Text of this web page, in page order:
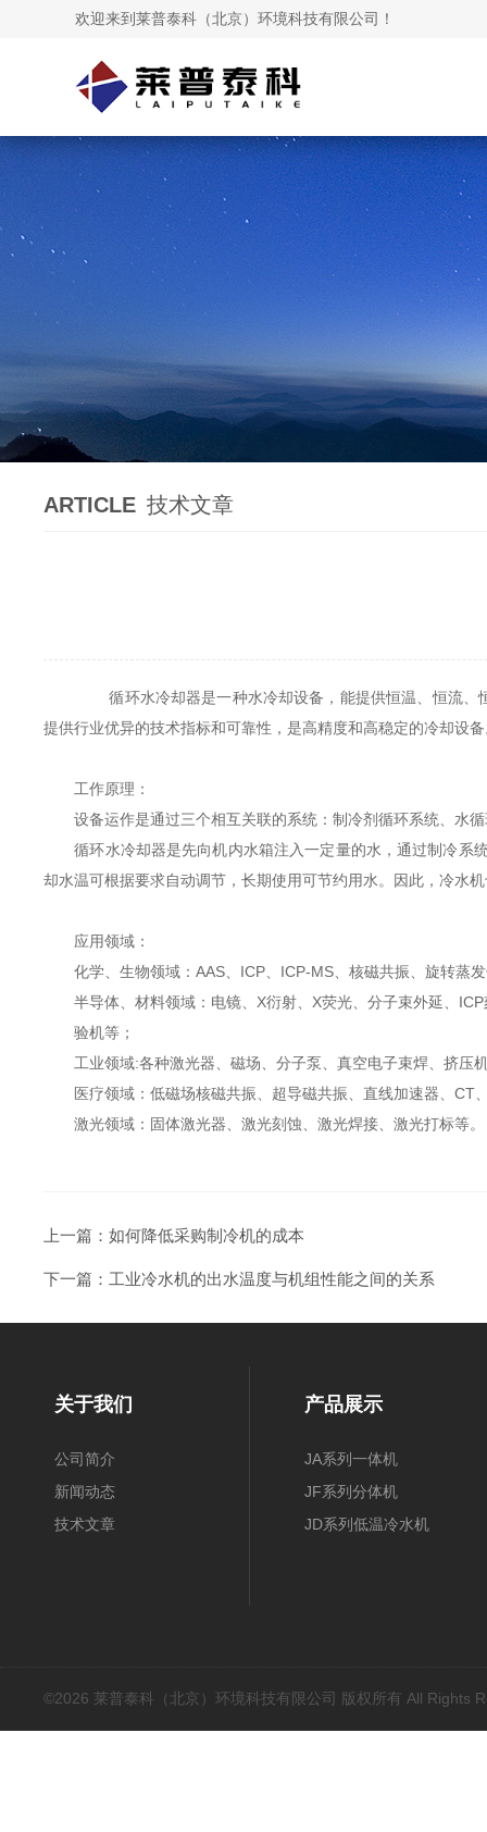
欢迎来到莱普泰科（北京）环境科技有限公司！
ARTICLE 技术文章
循环水冷却器是一种水冷却设备，能提供恒温、恒流、恒
提供行业优异的技术指标和可靠性，是高精度和高稳定的冷却设
工作原理：
设备运作是通过三个相互关联的系统：制冷剂循环系统、水循
循环水冷却器是先向机内水箱注入一定量的水，通过制冷系统
却水温可根据要求自动调节，长期使用可节约用水。因此，冷水
应用领域：
化学、生物领域：AAS、ICP、ICP-MS、核磁共振、旋转蒸
半导体、材料领域：电镜、X衍射、X荧光、分子束外延、ICP
验机等；
工业领域:各种激光器、磁场、分子泵、真空电子束焊、挤压
医疗领域：低磁场核磁共振、超导磁共振、直线加速器、CT
激光领域：固体激光器、激光刻蚀、激光焊接、激光打标等。
上一篇： 如何降低采购制冷机的成本
下一篇： 工业冷水机的出水温度与机组性能之间的关系
关于我们
公司简介
新闻动态
技术文章
产品展示
JA系列一体机
JF系列分体机
JD系列低温冷水机
©2026 莱普泰科（北京）环境科技有限公司 版权所有 All Rights